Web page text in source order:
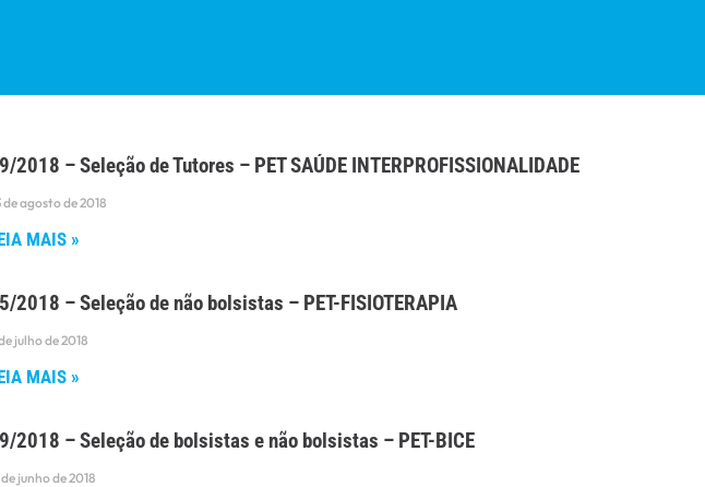
2018 – Seleção de Tutores – PET SAÚDE INTERPROFISSIONALIDADE
de agosto de 2018
MAIS »
2018 – Seleção de não bolsistas – PET-FISIOTERAPIA
julho de 2018
MAIS »
2018 – Seleção de bolsistas e não bolsistas – PET-BICE
de junho de 2018